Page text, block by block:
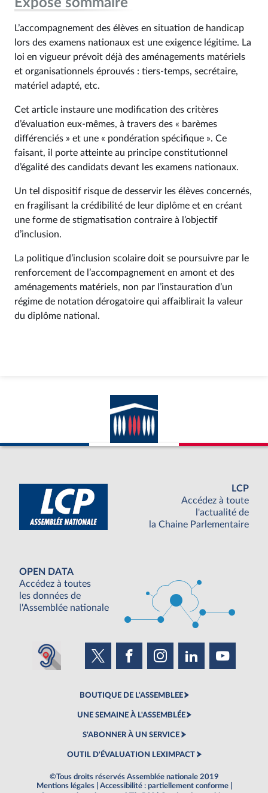
Exposé sommaire
L’accompagnement des élèves en situation de handicap
lors des examens nationaux est une exigence légitime. La
loi en vigueur prévoit déjà des aménagements matériels
et organisationnels éprouvés : tiers-temps, secrétaire,
matériel adapté, etc.
Cet article instaure une modification des critères
d’évaluation eux-mêmes, à travers des « barèmes
différenciés » et une « pondération spécifique ». Ce
faisant, il porte atteinte au principe constitutionnel
d’égalité des candidats devant les examens nationaux.
Un tel dispositif risque de desservir les élèves concernés,
en fragilisant la crédibilité de leur diplôme et en créant
une forme de stigmatisation contraire à l’objectif
d’inclusion.
La politique d’inclusion scolaire doit se poursuivre par le
renforcement de l’accompagnement en amont et des
aménagements matériels, non par l’instauration d’un
régime de notation dérogatoire qui affaiblirait la valeur
du diplôme national.
LCP
Accédez à toute
l'actualité de
la Chaine Parlementaire
OPEN DATA
Accédez à toutes
les données de
l'Assemblée nationale
BOUTIQUE DE L'ASSEMBLEE
UNE SEMAINE À L'ASSEMBLÉE
S'ABONNER À UN SERVICE
OUTIL D'ÉVALUATION LEXIMPACT
©Tous droits réservés Assemblée nationale 2019
Mentions légales
Accessibilité : partiellement conforme